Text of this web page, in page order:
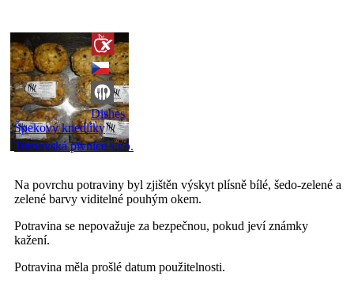
Dishes
Špekový knedlíky
Turnovská pivnice s.r.o.
Na povrchu potraviny byl zjištěn výskyt plísně bílé, šedo-zelené a
zelené barvy viditelné pouhým okem.
Potravina se nepovažuje za bezpečnou, pokud jeví známky
kažení.
Potravina měla prošlé datum použitelnosti.